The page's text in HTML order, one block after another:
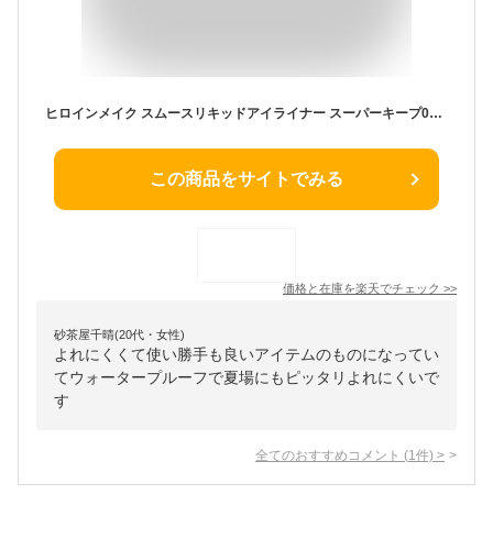
ヒロインメイク スムースリキッドアイライナー スーパーキープ02(0.4ml)【ヒロインメイク】[アイライナー ウォータープルーフ ブラウン]
この商品をサイトでみる
価格と在庫を楽天でチェック >>
砂茶屋千晴(20代・女性)
よれにくくて使い勝手も良いアイテムのものになってい
てウォータープルーフで夏場にもピッタリよれにくいで
す
全てのおすすめコメント (1 件) >